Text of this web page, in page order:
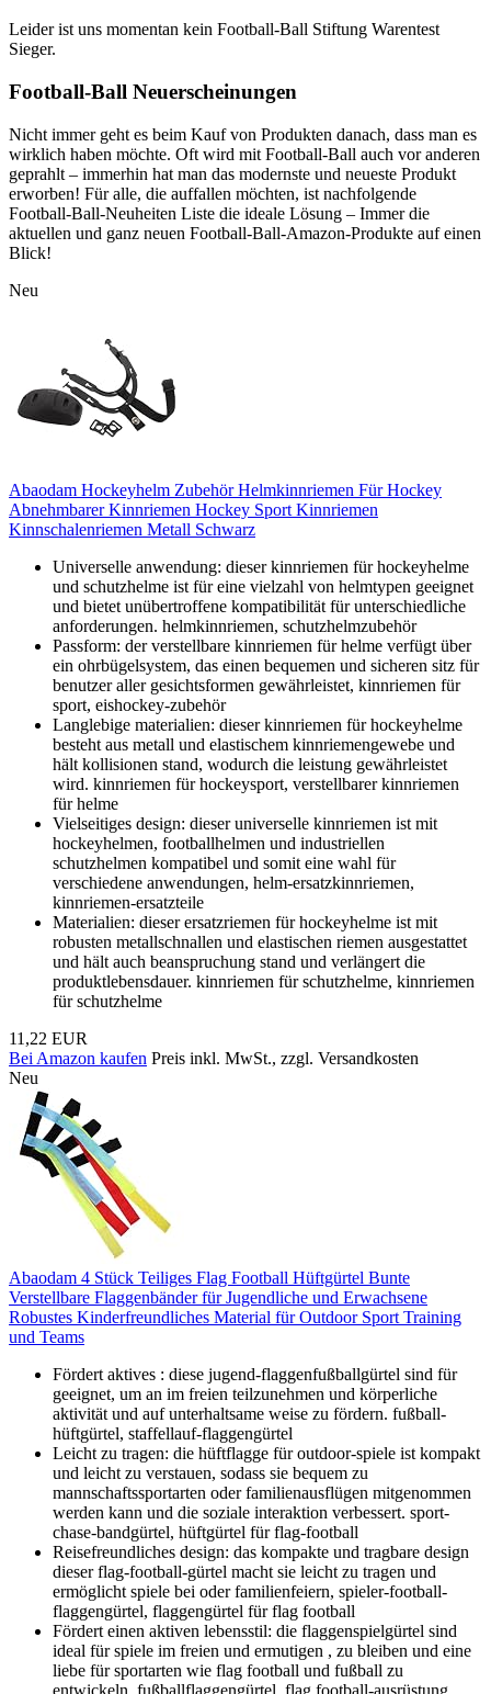
Leider ist uns momentan kein Football-Ball Stiftung Warentest
Sieger.
Football-Ball Neuerscheinungen
Nicht immer geht es beim Kauf von Produkten danach, dass man es
wirklich haben möchte. Oft wird mit Football-Ball auch vor anderen
geprahlt – immerhin hat man das modernste und neueste Produkt
erworben! Für alle, die auffallen möchten, ist nachfolgende
Football-Ball-Neuheiten Liste die ideale Lösung – Immer die
aktuellen und ganz neuen Football-Ball-Amazon-Produkte auf einen
Blick!
Neu
Abaodam Hockeyhelm Zubehör Helmkinnriemen Für Hockey
Abnehmbarer Kinnriemen Hockey Sport Kinnriemen
Kinnschalenriemen Metall Schwarz
Universelle anwendung: dieser kinnriemen für hockeyhelme
und schutzhelme ist für eine vielzahl von helmtypen geeignet
und bietet unübertroffene kompatibilität für unterschiedliche
anforderungen. helmkinnriemen, schutzhelmzubehör
Passform: der verstellbare kinnriemen für helme verfügt über
ein ohrbügelsystem, das einen bequemen und sicheren sitz für
benutzer aller gesichtsformen gewährleistet, kinnriemen für
sport, eishockey-zubehör
Langlebige materialien: dieser kinnriemen für hockeyhelme
besteht aus metall und elastischem kinnriemengewebe und
hält kollisionen stand, wodurch die leistung gewährleistet
wird. kinnriemen für hockeysport, verstellbarer kinnriemen
für helme
Vielseitiges design: dieser universelle kinnriemen ist mit
hockeyhelmen, footballhelmen und industriellen
schutzhelmen kompatibel und somit eine wahl für
verschiedene anwendungen, helm-ersatzkinnriemen,
kinnriemen-ersatzteile
Materialien: dieser ersatzriemen für hockeyhelme ist mit
robusten metallschnallen und elastischen riemen ausgestattet
und hält auch beanspruchung stand und verlängert die
produktlebensdauer. kinnriemen für schutzhelme, kinnriemen
für schutzhelme
11,22 EUR
Bei Amazon kaufen Preis inkl. MwSt., zzgl. Versandkosten
Neu
Abaodam 4 Stück Teiliges Flag Football Hüftgürtel Bunte
Verstellbare Flaggenbänder für Jugendliche und Erwachsene
Robustes Kinderfreundliches Material für Outdoor Sport Training
und Teams
Fördert aktives : diese jugend-flaggenfußballgürtel sind für
geeignet, um an im freien teilzunehmen und körperliche
aktivität und auf unterhaltsame weise zu fördern. fußball-
hüftgürtel, staffellauf-flaggengürtel
Leicht zu tragen: die hüftflagge für outdoor-spiele ist kompakt
und leicht zu verstauen, sodass sie bequem zu
mannschaftssportarten oder familienausflügen mitgenommen
werden kann und die soziale interaktion verbessert. sport-
chase-bandgürtel, hüftgürtel für flag-football
Reisefreundliches design: das kompakte und tragbare design
dieser flag-football-gürtel macht sie leicht zu tragen und
ermöglicht spiele bei oder familienfeiern, spieler-football-
flaggengürtel, flaggengürtel für flag football
Fördert einen aktiven lebensstil: die flaggenspielgürtel sind
ideal für spiele im freien und ermutigen , zu bleiben und eine
liebe für sportarten wie flag football und fußball zu
entwickeln. fußballflaggengürtel, flag football-ausrüstung